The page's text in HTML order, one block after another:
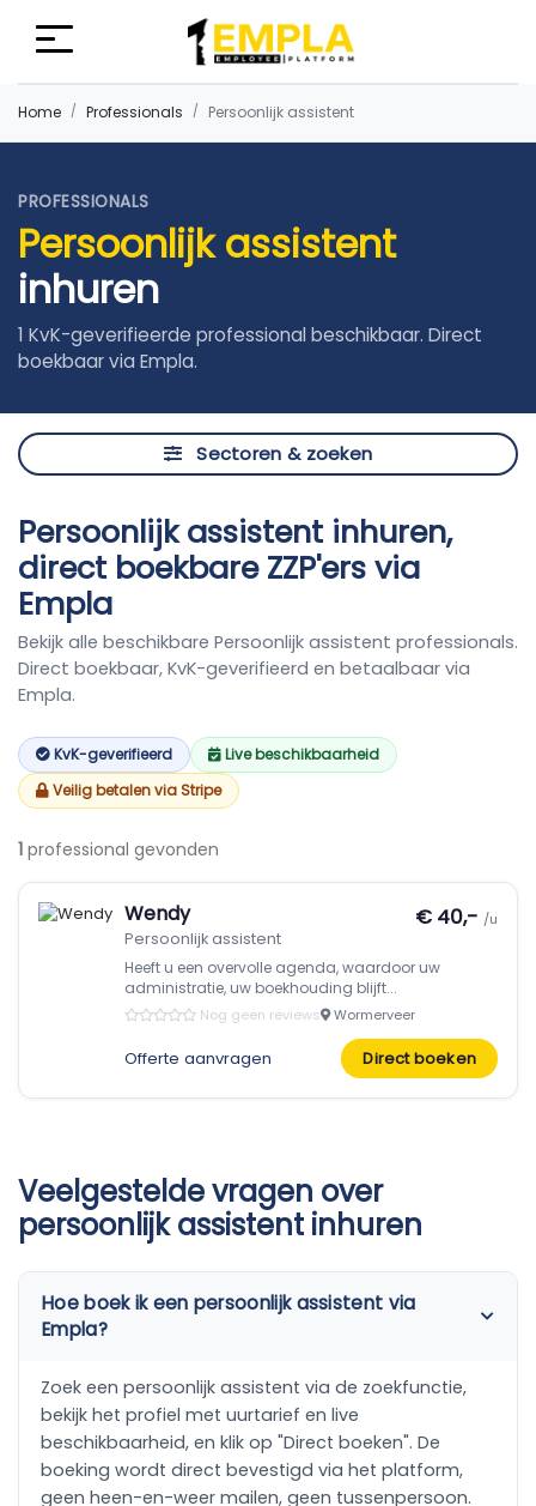
Home Professionals Persoonlijk assistent
PROFESSIONALS
Persoonlijk assistent
inhuren
1 KvK-geverifieerde professional beschikbaar. Direct
boekbaar via Empla.
Sectoren & zoeken
Persoonlijk assistent inhuren,
direct boekbare ZZP'ers via
Empla
Bekijk alle beschikbare Persoonlijk assistent professionals.
Direct boekbaar, KvK-geverifieerd en betaalbaar via
Empla.
KvK-geverifieerd
Live beschikbaarheid
Veilig betalen via Stripe
1 professional gevonden
Wendy
Persoonlijk assistent
€ 40,- /u
Heeft u een overvolle agenda, waardoor uw
administratie, uw boekhouding blijft...
Nog geen reviews Wormerveer
Offerte aanvragen Direct boeken
Veelgestelde vragen over
persoonlijk assistent inhuren
Hoe boek ik een persoonlijk assistent via
Empla?
Zoek een persoonlijk assistent via de zoekfunctie,
bekijk het profiel met uurtarief en live
beschikbaarheid, en klik op "Direct boeken". De
boeking wordt direct bevestigd via het platform,
geen heen-en-weer mailen, geen tussenpersoon.